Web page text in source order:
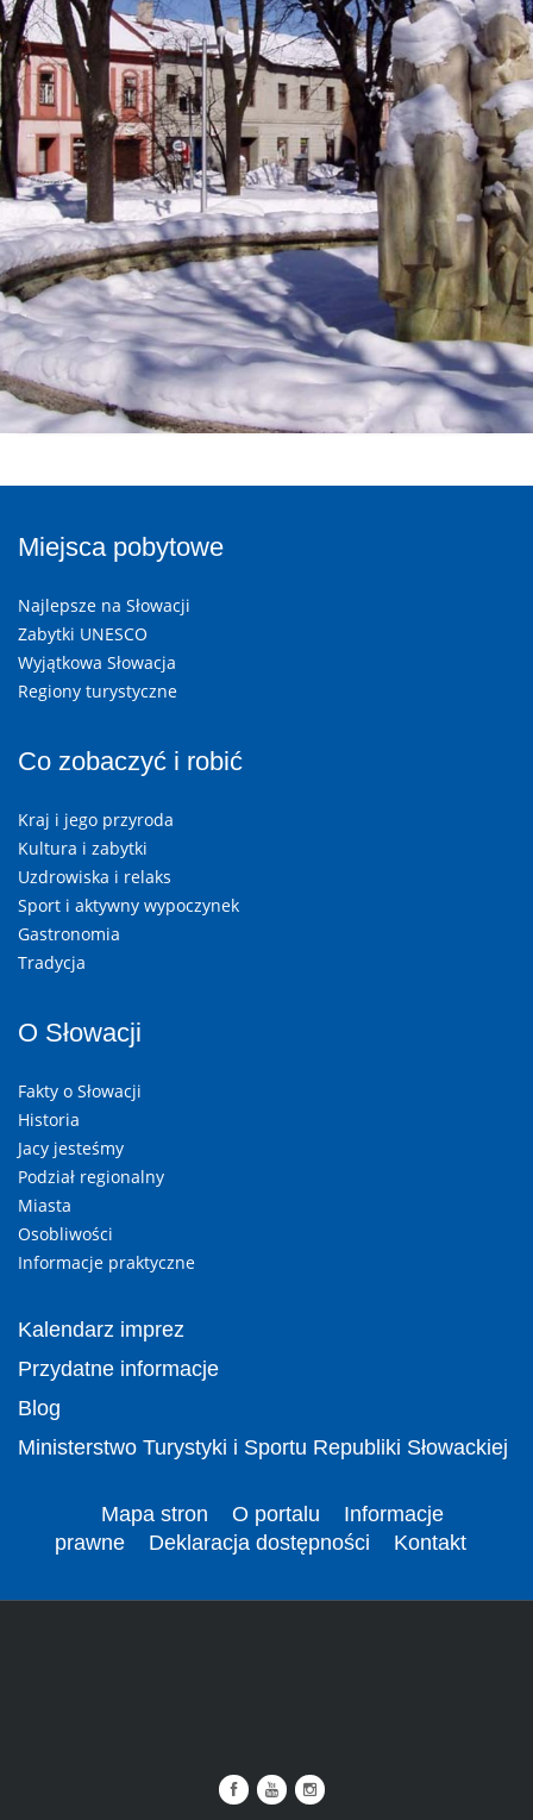
Miejsca pobytowe
Najlepsze na Słowacji
Zabytki UNESCO
Wyjątkowa Słowacja
Regiony turystyczne
Co zobaczyć i robić
Kraj i jego przyroda
Kultura i zabytki
Uzdrowiska i relaks
Sport i aktywny wypoczynek
Gastronomia
Tradycja
O Słowacji
Fakty o Słowacji
Historia
Jacy jesteśmy
Podział regionalny
Miasta
Osobliwości
Informacje praktyczne
Kalendarz imprez
Przydatne informacje
Blog
Ministerstwo Turystyki i Sportu Republiki Słowackiej
Mapa stron O portalu
Informacje
prawne
Deklaracja dostępności Kontakt